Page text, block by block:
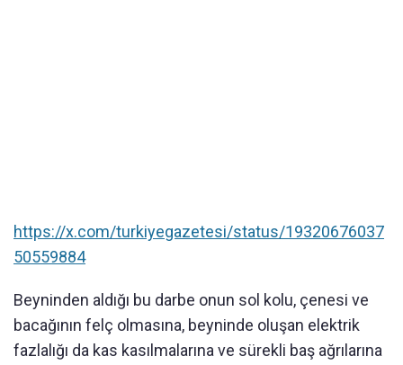
https://x.com/turkiyegazetesi/status/19320676037
50559884
Beyninden aldığı bu darbe onun sol kolu, çenesi ve
bacağının felç olmasına, beyninde oluşan elektrik
fazlalığı da kas kasılmalarına ve sürekli baş ağrılarına